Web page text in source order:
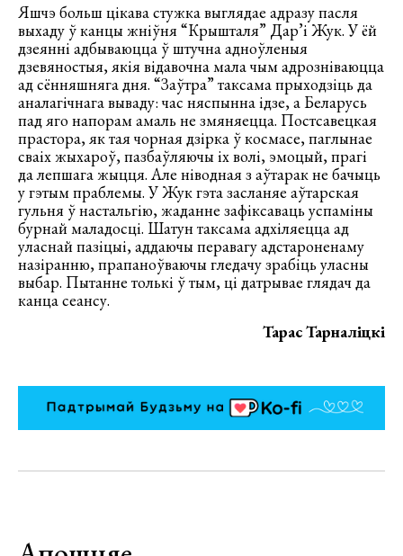
Яшчэ больш цікава стужка выглядае адразу пасля
выхаду ў канцы жніўня “Крышталя” Дар’і Жук. У ёй
дзеянні адбываюцца ў штучна адноўленыя
дзевяностыя, якія відавочна мала чым адрозніваюцца
ад сённяшняга дня. “Заўтра” таксама прыходзіць да
аналагічнага вываду: час няспынна ідзе, а Беларусь
пад яго напорам амаль не змяняецца. Постсавецкая
прастора, як тая чорная дзірка ў космасе, паглынае
сваіх жыхароў, пазбаўляючы іх волі, эмоцый, прагі
да лепшага жыцця. Але ніводная з аўтарак не бачыць
у гэтым праблемы. У Жук гэта засланяе аўтарская
гульня ў настальгію, жаданне зафіксаваць успаміны
бурнай маладосці. Шатун таксама адхіляецца ад
уласнай пазіцыі, аддаючы перавагу адстароненаму
назіранню, прапаноўваючы гледачу зрабіць уласны
выбар. Пытанне толькі ў тым, ці датрывае глядач да
канца сеансу.
Тарас Тарналіцкі